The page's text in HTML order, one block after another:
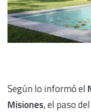
Según lo informó el
Misiones, el paso